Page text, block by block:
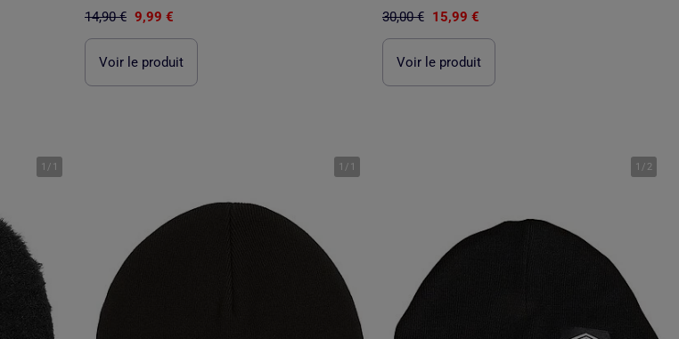
14,90 € 9,99 €
Voir le produit
30,00 € 15,99 €
Voir le produit
1 / 1 1 / 1 1 / 2